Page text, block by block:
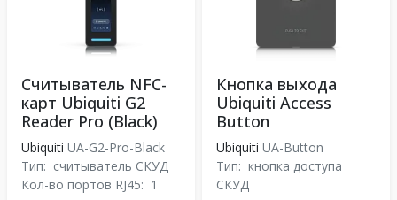
Считыватель NFC-
карт Ubiquiti G2
Reader Pro (Black)
Ubiquiti UA-G2-Pro-Black
Тип: считыватель СКУД
Кол-во портов RJ45: 1
Кнопка выхода
Ubiquiti Access
Button
Ubiquiti UA-Button
Тип: кнопка доступа
СКУД